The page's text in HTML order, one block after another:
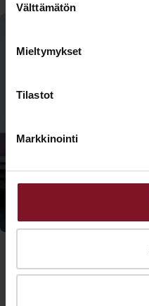
valinta
Välttämätön
Mieltymykset
Tilastot
Markkinointi
lisätietoja
uusimisesta
talvella!